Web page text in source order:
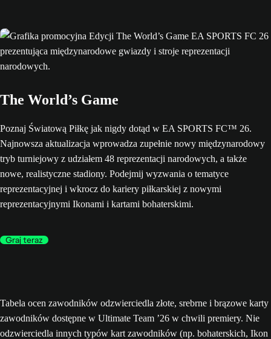
The World’s Game
Poznaj Światową Piłkę jak nigdy dotąd w EA SPORTS FC™ 26.
Najnowsza aktualizacja wprowadza zupełnie nowy międzynarodowy
tryb turniejowy z udziałem 48 reprezentacji narodowych, a także
nowe, realistyczne stadiony. Podejmij wyzwania o tematyce
reprezentacyjnej i wkrocz do kariery piłkarskiej z nowymi
reprezentacyjnymi Ikonami i kartami bohaterskimi.
Graj teraz
Tabela ocen zawodników odzwierciedla złote, srebrne i brązowe karty
zawodników dostępne w Ultimate Team ’26 w chwili premiery. Nie
odzwierciedla innych typów kart zawodników (np. bohaterskich, Ikon